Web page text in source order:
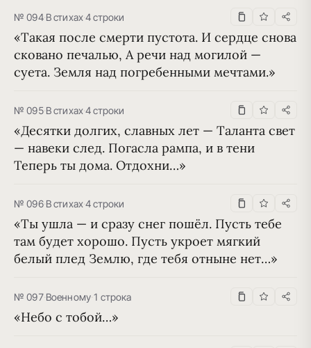
№ 094·В стихах·4 строки
«Такая после смерти пустота. И сердце снова
сковано печалью, А речи над могилой —
суета. Земля над погребенными мечтами.»
№ 095·В стихах·4 строки
«Десятки долгих, славных лет — Таланта свет
— навеки след. Погасла рампа, и в тени
Теперь ты дома. Отдохни…»
№ 096·В стихах·4 строки
«Ты ушла — и сразу снег пошёл. Пусть тебе
там будет хорошо. Пусть укроет мягкий
белый плед Землю, где тебя отныне нет…»
№ 097·Военному·1 строка
«Небо с тобой…»